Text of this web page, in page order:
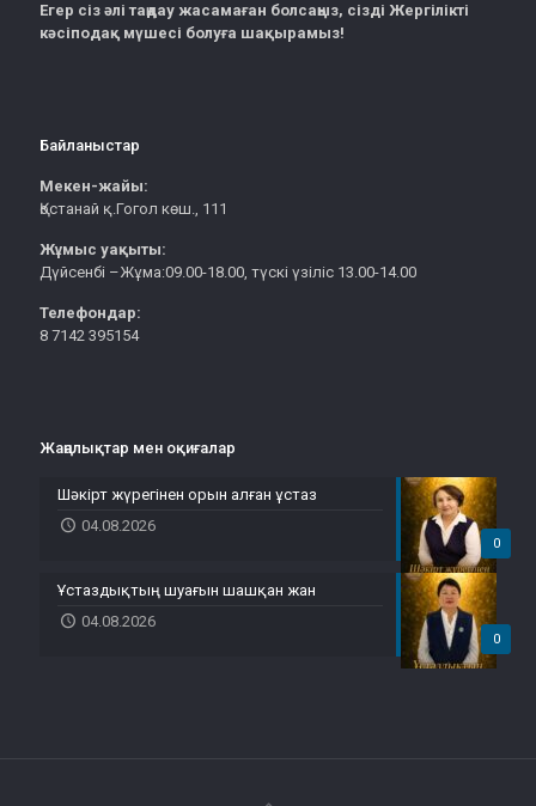
Егер сіз әлі таңдау жасамаған болсаңыз, сізді Жергілікті
кәсіподақ мүшесі болуға шақырамыз!
Байланыстар
Мекен-жайы:
Қостанай қ.Гогол көш., 111
Жұмыс уақыты:
Дүйсенбі –Жұма:09.00-18.00, түскі үзіліс 13.00-14.00
Телефондар:
8 7142 395154
Жаңалықтар мен оқиғалар
0
Шәкірт жүрегінен орын алған ұстаз
04.08.2026
0
Ұстаздықтың шуағын шашқан жан
04.08.2026